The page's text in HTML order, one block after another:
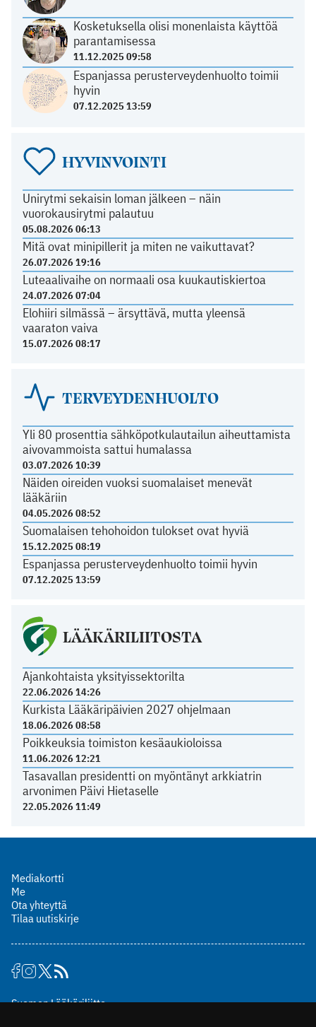
Kosketuksella olisi monenlaista käyttöä
parantamisessa
11.12.2025 09:58
Espanjassa perusterveydenhuolto toimii
hyvin
07.12.2025 13:59
HYVINVOINTI
Unirytmi sekaisin loman jälkeen – näin
vuorokausirytmi palautuu
05.08.2026 06:13
Mitä ovat minipillerit ja miten ne vaikuttavat?
26.07.2026 19:16
Luteaalivaihe on normaali osa kuukautiskiertoa
24.07.2026 07:04
Elohiiri silmässä – ärsyttävä, mutta yleensä
vaaraton vaiva
15.07.2026 08:17
TERVEYDENHUOLTO
Yli 80 prosenttia sähköpotkulautailun aiheuttamista
aivovammoista sattui humalassa
03.07.2026 10:39
Näiden oireiden vuoksi suomalaiset menevät
lääkäriin
04.05.2026 08:52
Suomalaisen tehohoidon tulokset ovat hyviä
15.12.2025 08:19
Espanjassa perusterveydenhuolto toimii hyvin
07.12.2025 13:59
LÄÄKÄRILIITOSTA
Ajankohtaista yksityissektorilta
22.06.2026 14:26
Kurkista Lääkäripäivien 2027 ohjelmaan
18.06.2026 08:58
Poikkeuksia toimiston kesäaukioloissa
11.06.2026 12:21
Tasavallan presidentti on myöntänyt arkkiatrin
arvonimen Päivi Hietaselle
22.05.2026 11:49
Mediakortti
Me
Ota yhteyttä
Tilaa uutiskirje
Suomen Lääkäriliitto